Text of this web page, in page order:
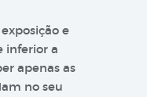
e
inferior a
apenas as
no seu